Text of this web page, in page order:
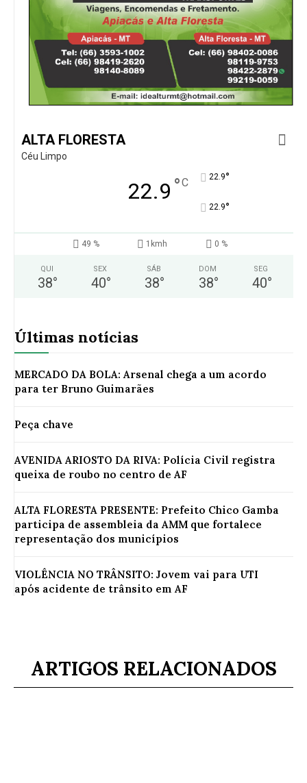
ALTA FLORESTA
Céu Limpo
22.9 °C 22.9°
22.9°
49 % 1kmh 0 %
QUI
38°
SEX
40°
SÁB
38°
DOM
38°
SEG
40°
Últimas notícias
MERCADO DA BOLA: Arsenal chega a um acordo
para ter Bruno Guimarães
Peça chave
AVENIDA ARIOSTO DA RIVA: Polícia Civil registra
queixa de roubo no centro de AF
ALTA FLORESTA PRESENTE: Prefeito Chico Gamba
participa de assembleia da AMM que fortalece
representação dos municípios
VIOLÊNCIA NO TRÂNSITO: Jovem vai para UTI
após acidente de trânsito em AF
ARTIGOS RELACIONADOS